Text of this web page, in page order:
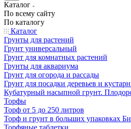
Каталог
По всему сайту
По каталогу
Каталог
Грунты для растений
Грунт универсальный
Грунт для комнатных растений
Грунты для аквариума
Грунт для огорода и рассады
Грунт для посадки деревьев и
Кубатурный насыпной грунт.
Торфы
Торф от 5 до 250 литров
Торф и грунт в больших упаковках